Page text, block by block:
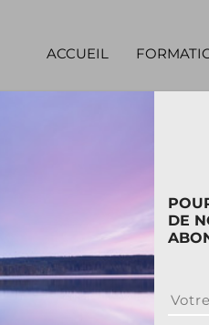
ACCUEIL
avant le début de la
qui lui aura été fourni.
respect de cette
DE